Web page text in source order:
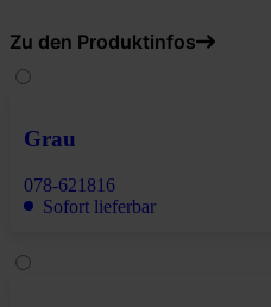
Zu den Produktinfos
Grau
078-621816
Sofort lieferbar